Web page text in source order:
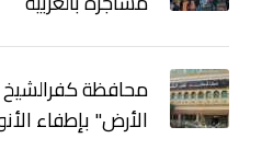
محافظة
الأرض" بإطفاء